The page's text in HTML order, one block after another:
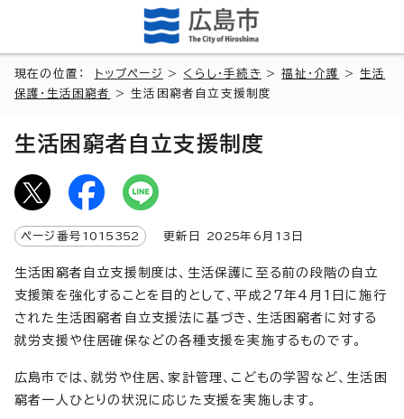
現在の位置： トップページ > くらし・手続き >福祉・介護 >生活
保護・生活困窮者
> 生活困窮者自立支援制度
生活困窮者自立支援制度
ページ番号 1015352 更新日 2025年6月 13 日
生活困窮者自立支援制度は、生活保護に至る前の段階の自立
支援策を強化することを目的として、平成27年4月1日に施行
された生活困窮者自立支援法に基づき、生活困窮者に対する
就労支援や住居確保などの各種支援を実施するものです。
広島市では、就労や住居、家計管理、こどもの学習など、生活困
窮者一人ひとりの状況に応じた支援を実施します。